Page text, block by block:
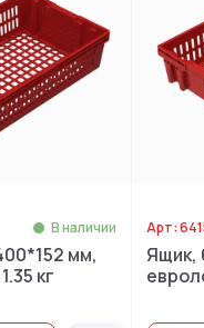
В наличии
мм,
кг
Арт:
Ящик,